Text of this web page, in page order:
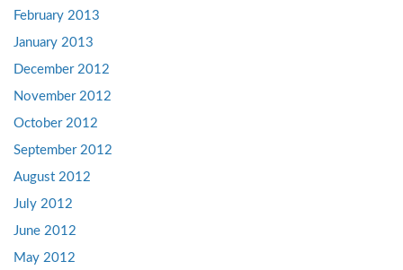
February 2013
January 2013
December 2012
November 2012
October 2012
September 2012
August 2012
July 2012
June 2012
May 2012